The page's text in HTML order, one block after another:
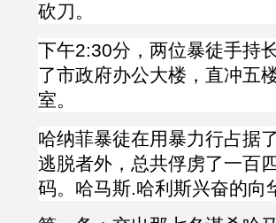
砍刀。
下午2:30分，两位暴徒手持
了市政府办公大楼，直冲五
室。
哈纳菲暴徒在用暴力行占据
逃脱者外，总共俘虏了一百
码。哈马斯.哈利斯兴奋的向